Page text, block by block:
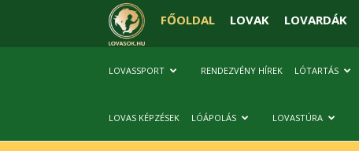
FŐOLDAL LOVAK LOVARDÁK
LOVASSPORT RENDEZVÉNY HÍREK LÓTARTÁS
LOVAS KÉPZÉSEK LÓÁPOLÁS LOVASTÚRA